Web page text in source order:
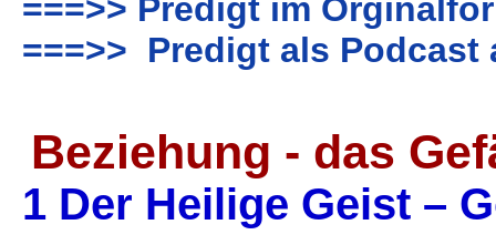
===>> Predigt im
===>> Predigt als
Beziehung - das
1 Der Heilige Geist –